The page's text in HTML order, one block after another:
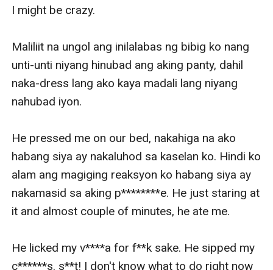
I might be crazy.
Maliliit na ungol ang inilalabas ng bibig ko nang
unti-unti niyang hinubad ang aking panty, dahil
naka-dress lang ako kaya madali lang niyang
nahubad iyon.
He pressed me on our bed, nakahiga na ako
habang siya ay nakaluhod sa kaselan ko. Hindi ko
alam ang magiging reaksyon ko habang siya ay
nakamasid sa aking p********e. He just staring at
it and almost couple of minutes, he ate me.
He licked my v****a for f**k sake. He sipped my
c******s. s**t! I don't know what to do right now